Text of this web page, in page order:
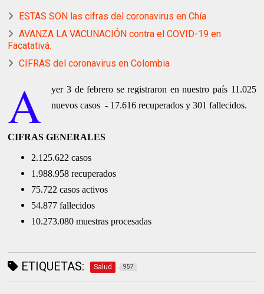
ESTAS SON las cifras del coronavirus en Chía
AVANZA LA VACUNACIÓN contra el COVID-19 en
Facatativá.
CIFRAS del coronavirus en Colombia
A yer 3 de febrero se registraron en nuestro país 11.025
nuevos casos - 17.616 recuperados y 301 fallecidos.
CIFRAS GENERALES
2.125.622 casos
1.988.958 recuperados
75.722 casos activos
54.877 fallecidos
10.273.080 muestras procesadas
ETIQUETAS: Salud 957